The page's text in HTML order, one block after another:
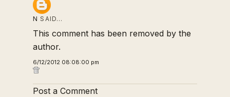
N SAID…
This comment has been removed by the
author.
6/12/2012 08:08:00 pm
Post a Comment